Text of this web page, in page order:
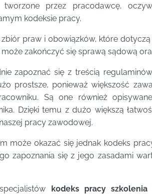
przez pracodawcę,
kodeksie pracy.
praw i obowiązków, które
zakończyć się sprawą sądową
zapoznać się z treścią
prostsze, ponieważ większość
Są one również
Dzięki temu z dużo większą
pracy zawodowej.
może okazać się jednak kodeks
zapoznania się z jego zasadami
kodeks pracy szkolenia